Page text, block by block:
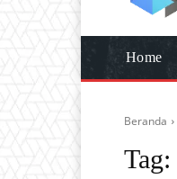
Home
Beranda
Tag: